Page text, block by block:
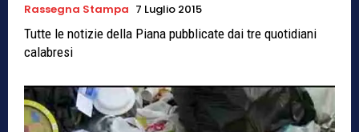
Rassegna Stampa 7 Luglio 2015
Tutte le notizie della Piana pubblicate dai tre quotidiani
calabresi